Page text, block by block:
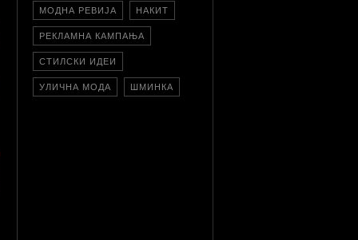
МОДНА РЕВИЈА НАКИТ
РЕКЛАМНА КАМПАЊА
СТИЛСКИ ИДЕИ
УЛИЧНА МОДА ШМИНКА